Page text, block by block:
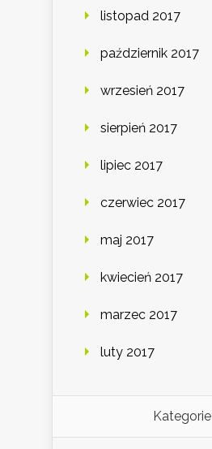
listopad 2017
październik 2017
wrzesień 2017
sierpień 2017
lipiec 2017
czerwiec 2017
maj 2017
kwiecień 2017
marzec 2017
luty 2017
Kategorie